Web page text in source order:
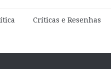
Críticas e Resenhas